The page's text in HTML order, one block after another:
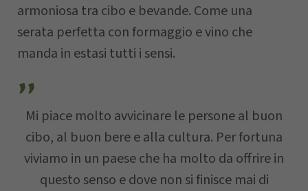
armoniosa tra cibo e bevande. Come una
serata perfetta con formaggio e vino che
manda in estasi tutti i sensi.
Mi piace molto avvicinare le persone al buon
cibo, al buon bere e alla cultura. Per fortuna
viviamo in un paese che ha molto da offrire in
questo senso e dove non si finisce mai di
Via
Data della
richiesta